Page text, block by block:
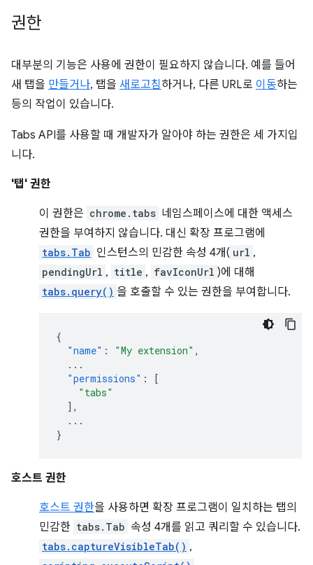
권한
대부분의 기능은 사용에 권한이 필요하지 않습니다. 예를 들어
새 탭을 만들거나, 탭을 새로고침하거나, 다른 URL로 이동하는
등의 작업이 있습니다.
Tabs API를 사용할 때 개발자가 알아야 하는 권한은 세 가지입
니다.
'탭' 권한
이 권한은 chrome.tabs 네임스페이스에 대한 액세스
권한을 부여하지 않습니다. 대신 확장 프로그램에
tabs.Tab 인스턴스의 민감한 속성 4개( url ,
pendingUrl , title , favIconUrl )에 대해
tabs.query() 을 호출할 수 있는 권한을 부여합니다.
{
"name" : "My extension" ,
...
"permissions" :
[
"tabs"
],
...
}
호스트 권한
호스트 권한을 사용하면 확장 프로그램이 일치하는 탭의
민감한 tabs.Tab 속성 4개를 읽고 쿼리할 수 있습니다.
tabs.captureVisibleTab() ,